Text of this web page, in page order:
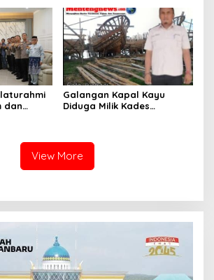
SINERGI HADAPI MUSIM
KEMARAU DAN POTENSI EL
NINO
dan
Galangan Kapal Kayu
Diduga Milik Kades
Material Kapal Kayu
Diduga dari Hasil Ilegal
Logging
View More